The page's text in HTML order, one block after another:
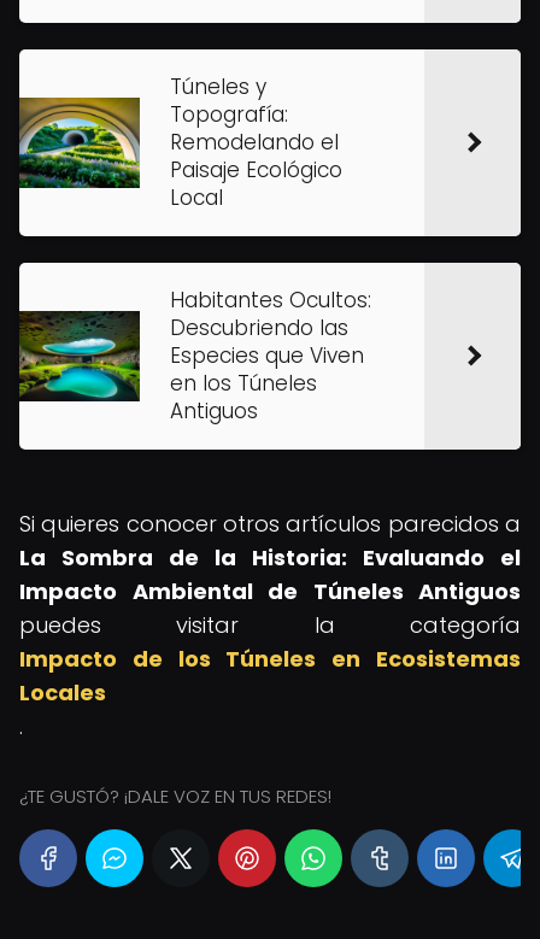
Túneles y
Topografía:
Remodelando el
Paisaje Ecológico
Local
Habitantes Ocultos:
Descubriendo las
Especies que Viven
en los Túneles
Antiguos
Si quieres conocer otros artículos parecidos a
La Sombra de la Historia: Evaluando el
Impacto Ambiental de Túneles Antiguos
puedes visitar la categoría
Impacto de los Túneles en Ecosistemas
Locales
.
¿TE GUSTÓ? ¡DALE VOZ EN TUS REDES!